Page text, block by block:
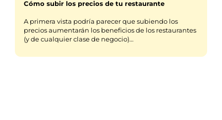
Cómo subir los precios de tu restaurante
A primera vista podría parecer que subiendo los
precios aumentarán los beneficios de los restaurantes
(y de cualquier clase de negocio)…